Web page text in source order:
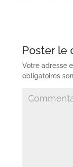
Poster le
Votre adresse
obligatoires